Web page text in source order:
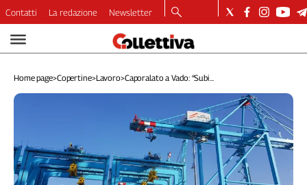
Video
Dirette
Longform
Lavoro
Ambiente
Contatti La redazione Newsletter
Home page>Copertine>Lavoro>Caporalato a Vado: “Subi...